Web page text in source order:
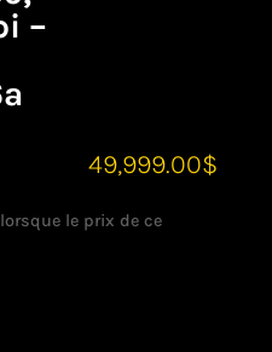
–
49,999.00$
le prix de ce